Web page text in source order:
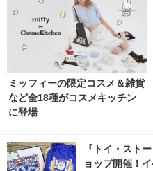
ミッフィーの限定コスメ＆雑貨
など全18種がコスメキッチン
に登場
『トイ・スト
ョップ開催！